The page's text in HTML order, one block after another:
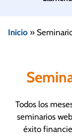
Inicio »
Todos los
seminarios
éxito